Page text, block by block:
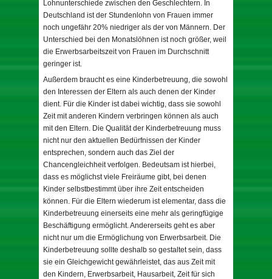
Lohnunterschiede zwischen den Geschlechtern. In
Deutschland ist der Stundenlohn von Frauen immer
noch ungefähr 20% niedriger als der von Männern. Der
Unterschied bei den Monatslöhnen ist noch größer, weil
die Erwerbsarbeitszeit von Frauen im Durchschnitt
geringer ist.
Außerdem braucht es eine Kinderbetreuung, die sowohl
den Interessen der Eltern als auch denen der Kinder
dient. Für die Kinder ist dabei wichtig, dass sie sowohl
Zeit mit anderen Kindern verbringen können als auch
mit den Eltern. Die Qualität der Kinderbetreuung muss
nicht nur den aktuellen Bedürfnissen der Kinder
entsprechen, sondern auch das Ziel der
Chancengleichheit verfolgen. Bedeutsam ist hierbei,
dass es möglichst viele Freiräume gibt, bei denen
Kinder selbstbestimmt über ihre Zeit entscheiden
können. Für die Eltern wiederum ist elementar, dass die
Kinderbetreuung einerseits eine mehr als geringfügige
Beschäftigung ermöglicht. Andererseits geht es aber
nicht nur um die Ermöglichung von Erwerbsarbeit. Die
Kinderbetreuung sollte deshalb so gestaltet sein, dass
sie ein Gleichgewicht gewährleistet, das aus Zeit mit
den Kindern, Erwerbsarbeit, Hausarbeit, Zeit für sich